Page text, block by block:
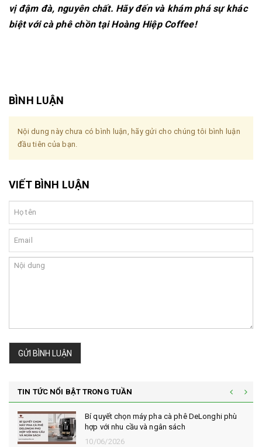
vị đậm đà, nguyên chất. Hãy đến và khám phá sự khác
biệt với cà phê chồn tại Hoàng Hiệp Coffee!
BÌNH LUẬN
Nội dung này chưa có bình luận, hãy gửi cho chúng tôi bình luận
đầu tiên của bạn.
VIẾT BÌNH LUẬN
GỬI BÌNH LUẬN
TIN TỨC NỔI BẬT TRONG TUẦN
Bí quyết chọn máy pha cà phê DeLonghi phù
hợp với nhu cầu và ngân sách
10/06/2026